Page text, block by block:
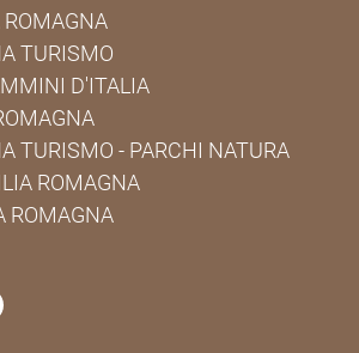
ROMAGNA
TURISMO
D'ITALIA
TURISMO - PARCHI NATURA
ROMAGNA
ROMAGNA
di Cammini Emilia-
YouTube di Cammini Emilia-
la pagina Twitter di Cammini Emilia-
la pagina Instagram di Cammini